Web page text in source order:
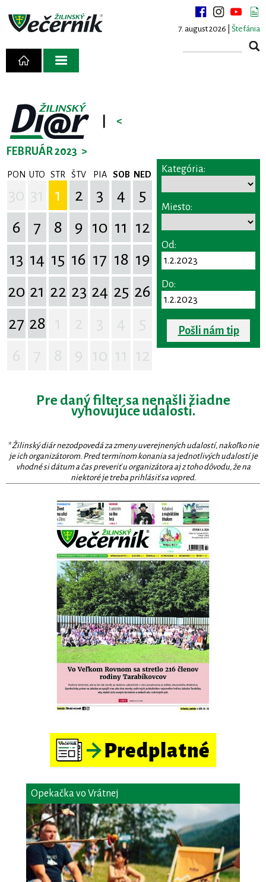
7. august 2026 | Štefánia
<
FEBRUÁR 2023 >
PON UTO STR ŠTV PIA SOB NED
1 2 3 4
5
6
7 8 9 10 11 12
13 14 15 16 17 18 19
20 21 22 23 24 25 26
27 28
Kategória:
Miesto:
Od:
Do:
Pošli nám tip
Pre daný filter sa nenašli žiadne
vyhovujúce udalosti.
* Žilinský diár nezodpovedá za zmeny uverejnených udalostí, nakoľko nie
je ich organizátorom. Pred termínom konania sa jednotlivých udalostí je
vhodné si dátum a čas preveriť u organizátora aj z toho dôvodu, že na
niektoré je treba prihlásiť sa vopred.
Opekačka vo Vrátnej